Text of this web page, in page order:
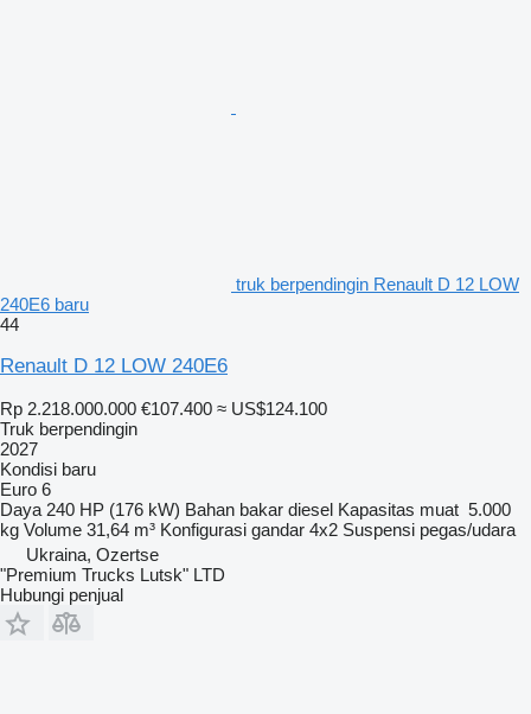
truk berpendingin Renault D 12 LOW
240E6 baru
44
Renault D 12 LOW 240E6
Rp 2.218.000.000 €107.400 ≈ US$124.100
Truk berpendingin
2027
Kondisi baru
Euro 6
Daya 240 HP (176 kW) Bahan bakar diesel Kapasitas muat 5.000
kg Volume 31,64 m³ Konfigurasi gandar 4x2 Suspensi pegas/udara
Ukraina, Ozertse
"Premium Trucks Lutsk" LTD
Hubungi penjual